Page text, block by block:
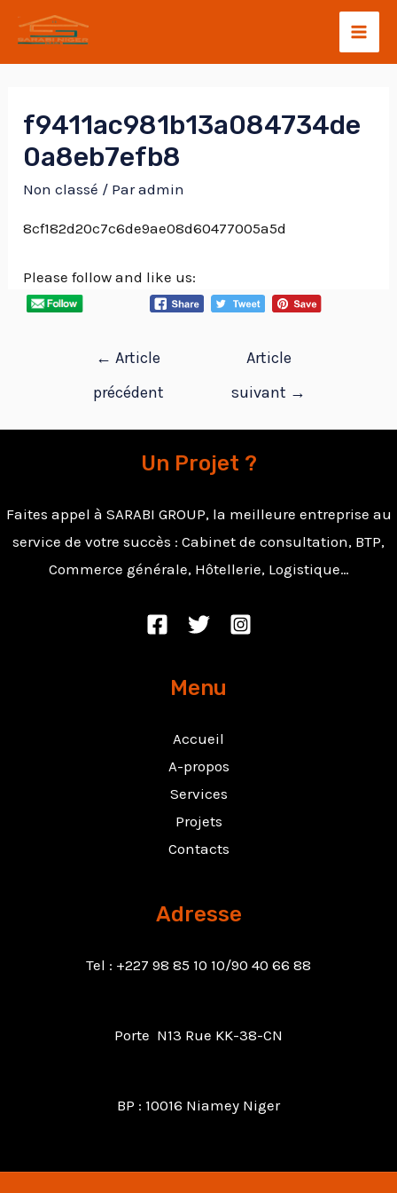
f9411ac981b13a084734de
0a8eb7efb8
Non classé / Paradmin
8cf182d20c7c6de9ae08d60477005a5d
Please follow and like us:
← Article
précédent
Article
suivant →
Un Projet ?
Faites appel à SARABI GROUP, la meilleure entreprise au
service de votre succès : Cabinet de consultation, BTP,
Commerce générale, Hôtellerie, Logistique…
Menu
Accueil
A-propos
Services
Projets
Contacts
Adresse
Tel : +227 98 85 10 10/90 40 66 88
Porte N13 Rue KK-38-CN
BP : 10016 Niamey Niger